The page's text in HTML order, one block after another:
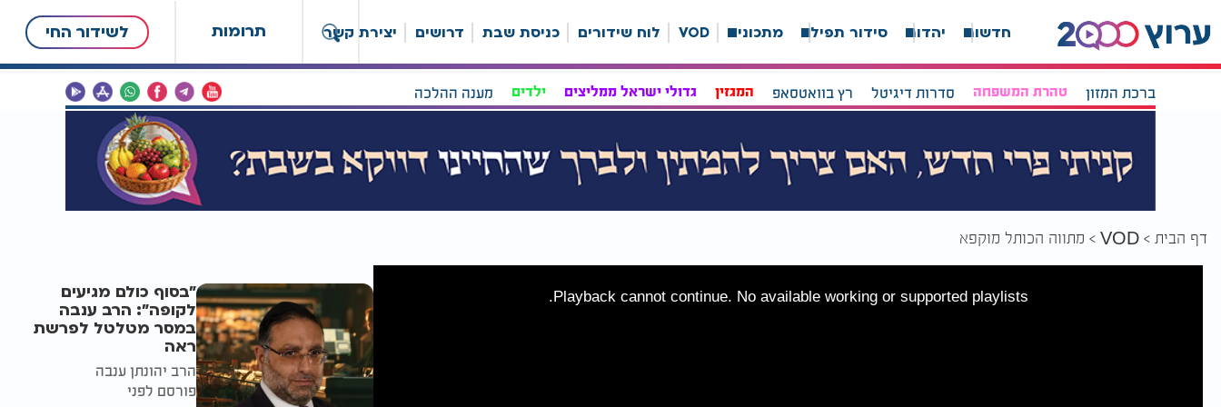
תרומות לשידור החי חדשות יהדות סידור תפילה מתכונים VOD לוח שידורים כניסת שבת דרושים יצירת קשר
ברכת המזון טהרת המשפחה סדרות דיגיטל רץ בוואטסאפ המגזין גדולי ישראל ממליצים ילדים מענה ההלכה
דף הבית VOD מתווה הכותל מוקפא
Playback cannot continue. No available working or supported playlists.
"בסוף כולם מגיעים
לקופה": הרב ענבה
במסר מטלטל לפרשת
ראה
הרב יהונתן ענבה
פורסם לפני